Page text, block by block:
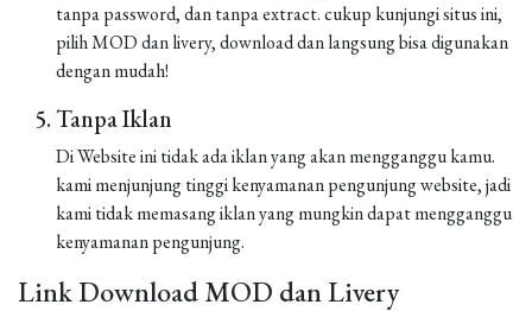
tanpa password, dan tanpa extract. cukup kunjungi situs ini,
pilih MOD dan livery, download dan langsung bisa digunakan
dengan mudah!
Tanpa Iklan
Di Website ini tidak ada iklan yang akan mengganggu kamu.
kami menjunjung tinggi kenyamanan pengunjung website, jadi
kami tidak memasang iklan yang mungkin dapat mengganggu
kenyamanan pengunjung.
Link Download MOD dan Livery